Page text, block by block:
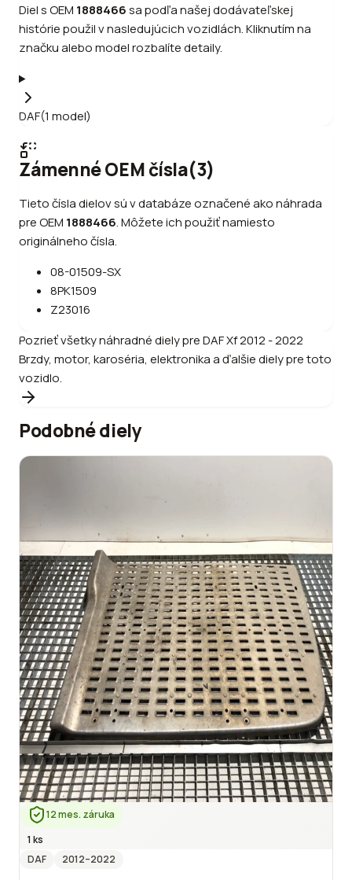
Diel s OEM 1888466sa podľa našej dodávateľskej
histórie použil v nasledujúcich vozidlách. Kliknutím na
značku alebo model rozbalíte detaily.
DAF(1 model)
Zámenné OEM čísla(3)
Tieto čísla dielov sú v databáze označené ako náhrada
pre OEM 1888466.Môžete ich použiť namiesto
originálneho čísla.
08-01509-SX
8PK1509
Z23016
Pozrieť všetky náhradné diely preDAFXf 2012 - 2022
Brzdy, motor, karoséria, elektronika a ďalšie diely pre toto
vozidlo.
Podobné diely
12 mes. záruka
1 ks
DAF
2012–2022